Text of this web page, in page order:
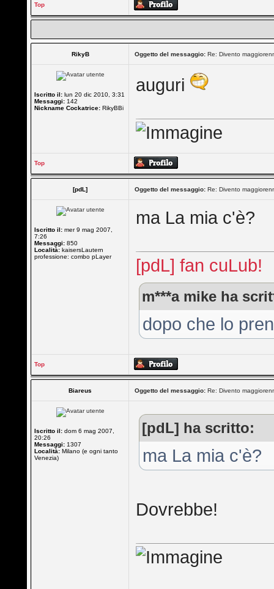
Top
RikyB Oggetto del messaggio: Re: Divento
Iscritto il: lun 20 dic 2010, 3:31
Messaggi: 142
Nickname Cockatrice: RikyBBi
auguri
Top
[pdL] Oggetto del messaggio: Re: Divento
Iscritto il: mer 9 mag 2007,
7:26
Messaggi: 850
Località: kaisersLautern
professione: combo pLayer
ma La mia c'è?
[pdL] fan cuLub!
m***a mike ha
dopo che lo
Top
Biareus Oggetto del messaggio: Re: Divento
Iscritto il: dom 6 mag 2007,
20:26
Messaggi: 1307
Località: Milano (e ogni tanto
Venezia)
[pdL] ha scritto:
ma La mia c'è?
Dovrebbe!